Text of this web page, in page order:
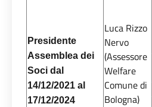
Presidente
Assemblea dei
Soci dal
14/12/2021 al
17/12/2024
Luca Rizzo
Nervo
(Assessore
Welfare
Comune di
Bologna)